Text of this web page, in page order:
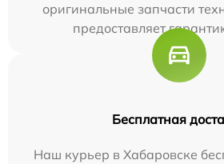
оригинальные запчасти
предоставляет
Бесплатная
Наш курьер в Хабаровске